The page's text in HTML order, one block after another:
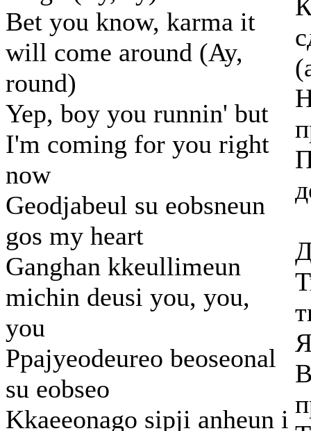
Bet you know, karma it
will come around (Ay,
round)
Yep, boy you runnin' but
I'm coming for you right
now
Geodjabeul su eobsneun
gos my heart
Ganghan kkeullimeun
michin deusi you, you,
you
Ppajyeodeureo beoseonal
su eobseo
Kkaeeonago sipji anheun i